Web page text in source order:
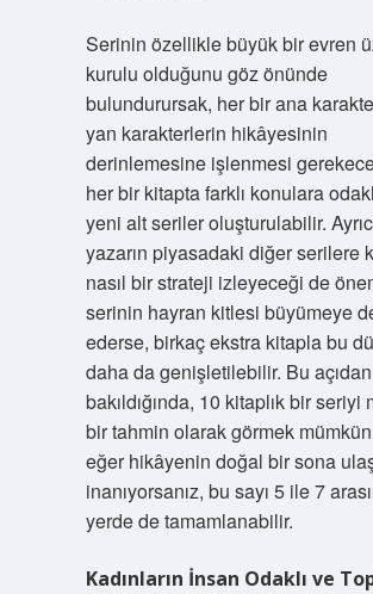
Serinin özellikle büyük bir evren
kurulu olduğunu göz önünde
bulundurursak, her bir ana
yan karakterlerin hikâyesinin
derinlemesine işlenmesi
her bir kitapta farklı konulara
yeni alt seriler oluşturulabilir.
yazarın piyasadaki diğer serilere
nasıl bir strateji izleyeceği de
serinin hayran kitlesi büyümeye
ederse, birkaç ekstra kitapla bu
daha da genişletilebilir. Bu açıdan
bakıldığında, 10 kitaplık bir seriyi
bir tahmin olarak görmek
eğer hikâyenin doğal bir sona
inanıyorsanız, bu sayı 5 ile 7
yerde de tamamlanabilir.
Kadınların İnsan Odaklı ve